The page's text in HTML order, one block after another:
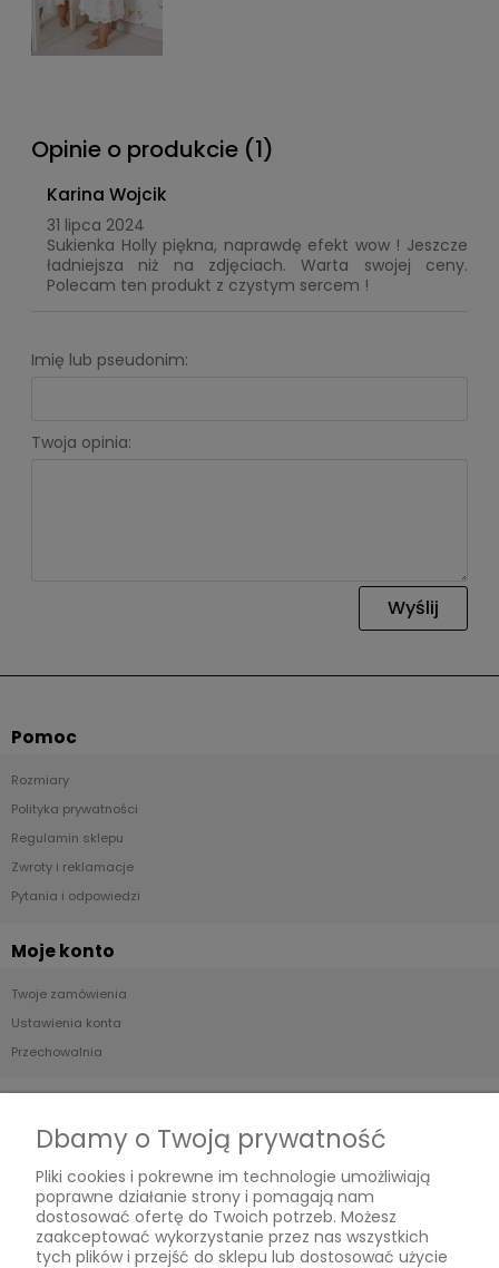
Opinie o produkcie (1)
Karina Wojcik
31 lipca 2024
Sukienka Holly piękna, naprawdę efekt wow ! Jeszcze
ładniejsza niż na zdjęciach. Warta swojej ceny.
Polecam ten produkt z czystym sercem !
Imię lub pseudonim:
Twoja opinia:
Wyślij
Pomoc
Rozmiary
Polityka prywatności
Regulamin sklepu
Zwroty i reklamacje
Pytania i odpowiedzi
Moje konto
Twoje zamówienia
Ustawienia konta
Przechowalnia
Formy płatności
Czas i koszty dostawy
Czas realizacji zamówienia
Dbamy o Twoją prywatność
Pliki cookies i pokrewne im technologie umożliwiają
poprawne działanie strony i pomagają nam
dostosować ofertę do Twoich potrzeb. Możesz
zaakceptować wykorzystanie przez nas wszystkich
tych plików i przejść do sklepu lub dostosować użycie